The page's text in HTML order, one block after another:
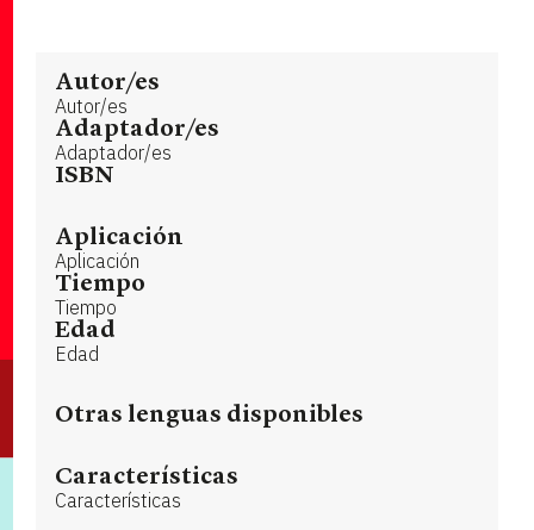
Autor/es
Autor/es
Adaptador/es
Adaptador/es
ISBN
Aplicación
Aplicación
Tiempo
Tiempo
Edad
Edad
Otras lenguas disponibles
Características
Características